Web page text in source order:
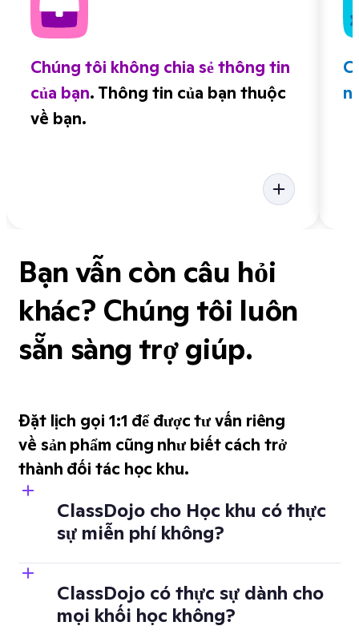
Chúng tôi không chia sẻ thông tin
của bạn. Thông tin của bạn thuộc
về bạn.
Bạn vẫn còn câu hỏi
khác? Chúng tôi luôn
sẵn sàng trợ giúp.
Đặt lịch gọi 1:1 để được tư vấn riêng
về sản phẩm cũng như biết cách trở
thành đối tác học khu.
ClassDojo cho Học khu có thực
sự miễn phí không?
ClassDojo có thực sự dành cho
mọi khối học không?